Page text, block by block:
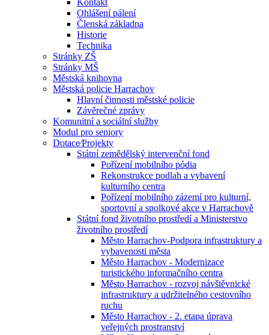
Kontakt
Ohlášení pálení
Členská základna
Historie
Technika
Stránky ZŠ
Stránky MŠ
Městská knihovna
Městská policie Harrachov
Hlavní činnosti městské policie
Závěrečné zprávy
Komunitní a sociální služby
Modul pro seniory
Dotace⁄Projekty
Státní zemědělský intervenční fond
Pořízení mobilního pódia
Rekonstrukce podlah a vybavení
kulturního centra
Pořízení mobilního zázemí pro kulturní,
sportovní a spolkové akce v Harrachově
Státní fond životního prostředí a Ministerstvo
životního prostředí
Město Harrachov-Podpora infrastruktury a
vybavenosti města
Město Harrachov - Modernizace
turistického informačního centra
Město Harrachov - rozvoj návštěvnické
infrastruktury a udržitelného cestovního
ruchu
Město Harrachov - 2. etapa úprava
veřejných prostranství